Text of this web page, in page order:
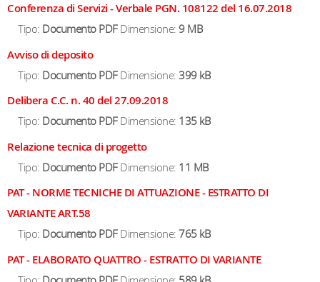
Conferenza di Servizi - Verbale PGN. 108122 del 16.07.2018
Tipo: Documento PDFDimensione: 9 MB
Avviso di deposito
Tipo: Documento PDFDimensione: 399 kB
Delibera C.C. n. 40 del 27.09.2018
Tipo: Documento PDFDimensione: 135 kB
Relazione tecnica di progetto
Tipo: Documento PDFDimensione: 11 MB
PAT - NORME TECNICHE DI ATTUAZIONE - ESTRATTO DI
VARIANTE ART.58
Tipo: Documento PDFDimensione: 765 kB
PAT - ELABORATO QUATTRO - ESTRATTO DI VARIANTE